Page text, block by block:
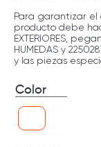
Para garantizar el
producto debe
EXTERIORES,
HUMEDAS y
y las piezas
Color